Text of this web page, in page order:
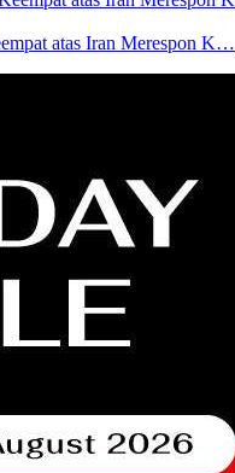
atas Iran Merespon K…